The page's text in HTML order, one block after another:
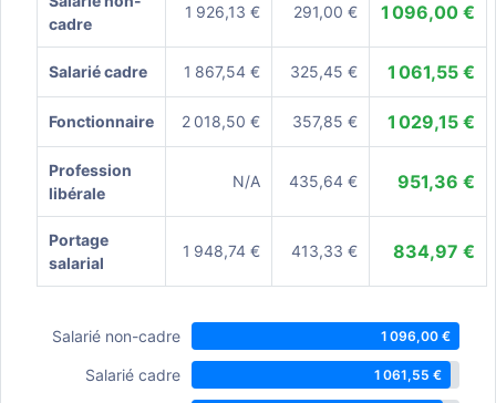
cadre
1 926,13 € 291,00 € 1 096,00 €
Salarié cadre 1 867,54 € 325,45 € 1 061,55 €
Fonctionnaire 2 018,50 € 357,85 € 1 029,15 €
Profession
libérale
N/A 435,64 € 951,36 €
Portage
salarial
1 948,74 € 413,33 € 834,97 €
Salarié non-cadre 1 096,00 €
Salarié cadre 1 061,55 €